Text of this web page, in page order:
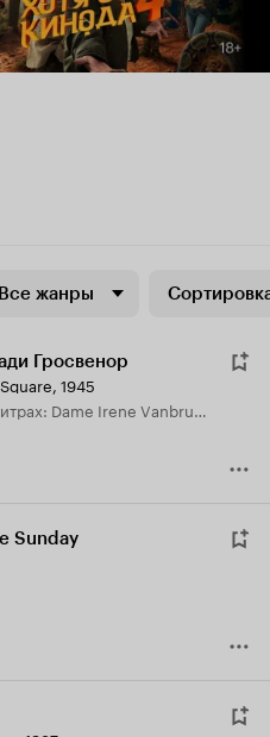
Все жанры
Гросвенор
, 1945
Dame Irene Vanbrugh)
Sunday